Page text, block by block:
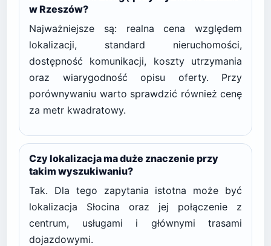
w Rzeszów?
Najważniejsze są: realna cena względem
lokalizacji, standard nieruchomości,
dostępność komunikacji, koszty utrzymania
oraz wiarygodność opisu oferty. Przy
porównywaniu warto sprawdzić również cenę
za metr kwadratowy.
Czy lokalizacja ma duże znaczenie przy
takim wyszukiwaniu?
Tak. Dla tego zapytania istotna może być
lokalizacja Słocina oraz jej połączenie z
centrum, usługami i głównymi trasami
dojazdowymi.